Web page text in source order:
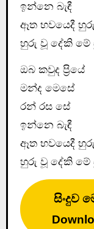
ඉන්නෙ බැඳී
ඈත භවයෙදී
හුරු වූ දේකි මේ
ඔබ කවුද ප්‍රියේ
මන්ද මෙසේ
රන් රස සේ
ඉන්නෙ බැඳී
ඈත භවයෙදී
හුරු වූ දේකි මේ
සිංදුව